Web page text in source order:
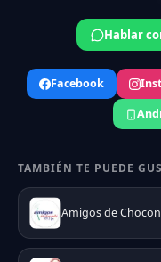
Hablar
Facebook
TAMBIÉN TE PUEDE
Amigos de